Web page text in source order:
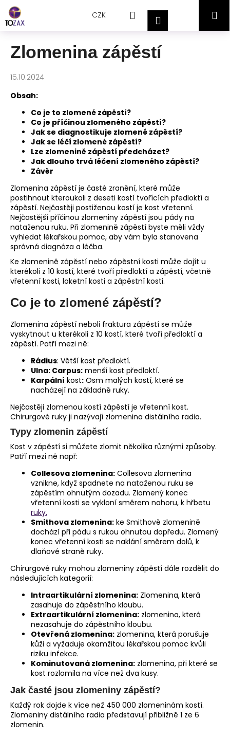
Přejít
obsah
CZK HledatPřihlášeníNákupní
Zlomenina zápěstí
15.10.2024
Obsah:
Co je to zlomené zápěstí?
Co je příčinou zlomeného zápěstí?
Jak se diagnostikuje zlomené zápěstí?
Jak se léčí zlomené zápěstí?
Lze zlomenině zápěstí předcházet?
Jak dlouho trvá léčení zlomeného zápěstí?
Závěr
Zlomenina zápěstí je časté zranění, které může
postihnout kteroukoli z deseti kostí tvořících předloktí a
zápěstí. Nejčastěji postiženou kostí je kost vřetenní.
Nejčastější příčinou zlomeniny zápěstí jsou pády na
nataženou ruku. Při zlomenině zápěstí byste měli vždy
vyhledat lékařskou pomoc, aby vám byla stanovena
správná diagnóza a léčba.
Ke zlomenině zápěstí nebo zápěstní kosti může dojít u
kterékoli z 10 kostí, které tvoří předloktí a zápěstí, včetně
vřetenní kosti, loketní kosti a zápěstní kosti.
Co je to zlomené zápěstí?
Zlomenina zápěstí neboli fraktura zápěstí se může
vyskytnout u kterékoli z 10 kostí, které tvoří předloktí a
zápěstí. Patří mezi ně:
Rádius: Větší kost předloktí.
Ulna: Carpus: menší kost předloktí.
Karpální kost: Osm malých kostí, které se
nacházejí na základně ruky.
Nejčastěji zlomenou kostí zápěstí je vřetenní kost.
Chirurgové ruky ji nazývají zlomenina distálního radia.
Typy zlomenin zápěstí
Kost v zápěstí si můžete zlomit několika různými způsoby.
Patří mezi ně např:
Collesova zlomenina: Collesova zlomenina
vznikne, když spadnete na nataženou ruku se
zápěstím ohnutým dozadu. Zlomený konec
vřetenní kosti se vykloní směrem nahoru, k hřbetu
ruky.
Smithova zlomenina: ke Smithově zlomenině
dochází při pádu s rukou ohnutou dopředu. Zlomený
konec vřetenní kosti se naklání směrem dolů, k
dlaňové straně ruky.
Chirurgové ruky mohou zlomeniny zápěstí dále rozdělit do
následujících kategorií:
Intraartikulární zlomenina: Zlomenina, která
zasahuje do zápěstního kloubu.
Extraartikulární zlomenina: zlomenina, která
nezasahuje do zápěstního kloubu.
Otevřená zlomenina: zlomenina, která porušuje
kůži a vyžaduje okamžitou lékařskou pomoc kvůli
riziku infekce.
Kominutovaná zlomenina: zlomenina, při které se
kost rozlomila na více než dva kusy.
Jak časté jsou zlomeniny zápěstí?
Každý rok dojde k více než 450 000 zlomeninám kostí.
Zlomeniny distálního radia představují přibližně 1 ze 6
zlomenin.
o
C
p
o
e
t
e
n
a
j
í
t
?
o
p
o
r
u
č